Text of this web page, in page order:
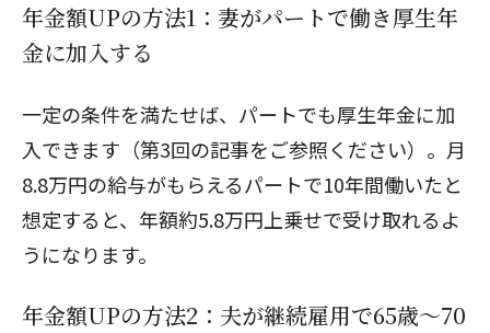
年金額UPの方法1：妻がパートで働き厚生年
金に加入する
一定の条件を満たせば、パートでも厚生年金に加
入できます（第3回の記事をご参照ください）。月
8.8万円の給与がもらえるパートで10年間働いたと
想定すると、年額約5.8万円上乗せで受け取れるよ
うになります。
年金額UPの方法2：夫が継続雇用で65歳～70